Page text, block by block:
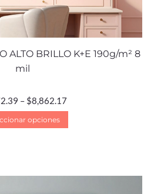
ALTO BRILLO K+E 190g/m² 8
mil
– $8,862.17
opciones